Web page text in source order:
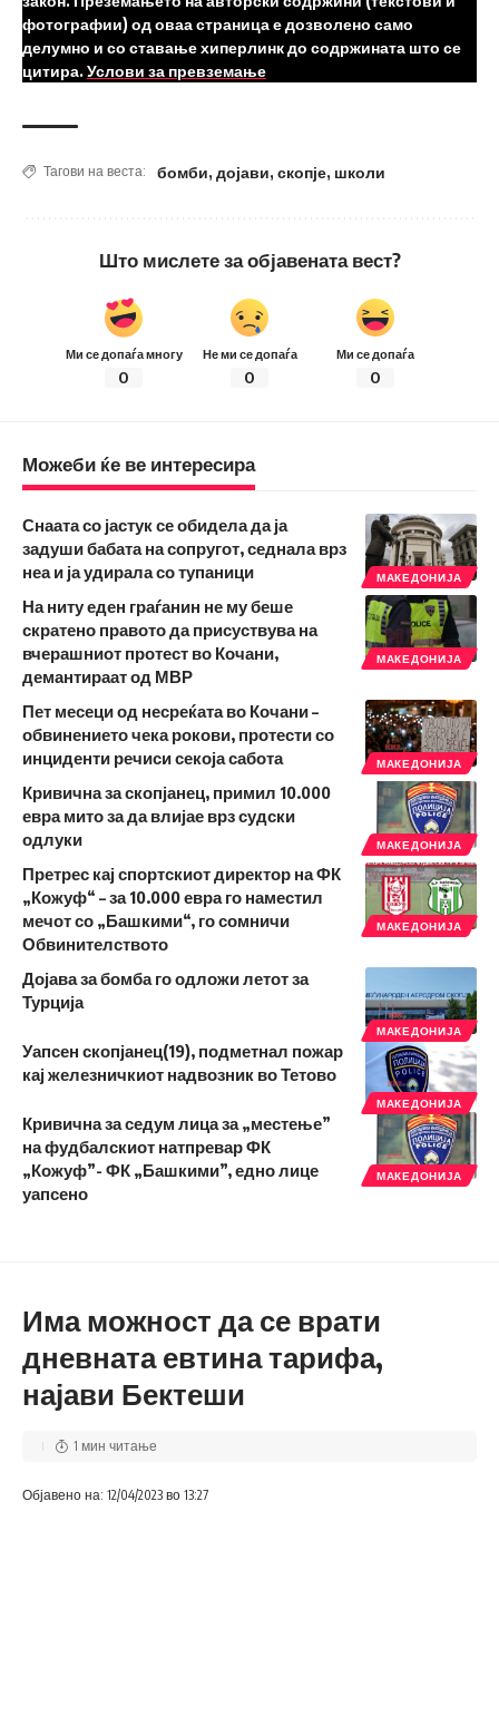
фотографии) од оваа страница е дозволено само
делумно и со ставање хиперлинк до содржината што се
цитира. Услови за превземање
Тагови на веста: бомби, дојави, скопје, школи
Што мислете за објавената вест?
Ми се допаѓа многу
0
Не ми се допаѓа
0
Ми се допаѓа
0
Можеби ќе ве интересира
МАКЕДОНИЈА
Снаата со јастук се обидела да ја
задуши бабата на сопругот, седнала врз
неа и ја удирала со тупаници
МАКЕДОНИЈА
На ниту еден граѓанин не му беше
скратено правото да присуствува на
вчерашниот протест во Кочани,
демантираат од МВР
МАКЕДОНИЈА
Пет месеци од несреќата во Кочани –
обвинението чека рокови, протести со
инциденти речиси секоја сабота
МАКЕДОНИЈА
Кривична за скопјанец, примил 10.000
евра мито за да влијае врз судски
одлуки
МАКЕДОНИЈА
Претрес кај спортскиот директор на ФК
„Кожуф“ – за 10.000 евра го наместил
мечот со „Башкими“, го сомничи
Обвинителството
МАКЕДОНИЈА
Дојава за бомба го одложи летот за
Турција
МАКЕДОНИЈА
Уапсен скопјанец(19), подметнал пожар
кај железничкиот надвозник во Тетово
МАКЕДОНИЈА
Кривична за седум лица за „местење”
на фудбалскиот натпревар ФК
„Кожуф”- ФК „Башкими”, едно лице
уапсено
Има можност да се врати
дневната евтина тарифа,
најави Бектеши
Објавено на: 12/04/2023 во 13:27
1 мин читање